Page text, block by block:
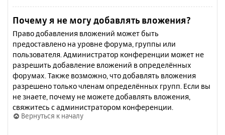
Почему я не могу добавлять вложения?
Право добавления вложений может быть
предоставлено на уровне форума, группы или
пользователя. Администратор конференции может не
разрешить добавление вложений в определённых
форумах. Также возможно, что добавлять вложения
разрешено только членам определённых групп. Если вы
не знаете, почему не можете добавлять вложения,
свяжитесь с администратором конференции.
Вернуться к началу